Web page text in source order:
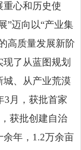
重心和历史使
”迈向以“产业集
高质量发展新阶
了从蓝图规划
、从产业荒漠
3月，获批首家
获批创建自治
余年，1.2万余亩